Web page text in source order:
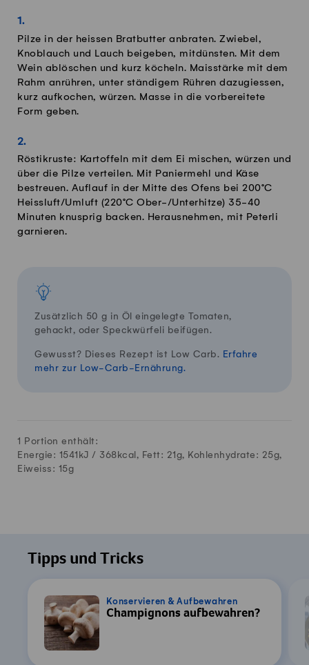
Pilze in der heissen Bratbutter anbraten. Zwiebel,
Knoblauch und Lauch beigeben, mitdünsten. Mit dem
Wein ablöschen und kurz köcheln. Maisstärke mit dem
Rahm anrühren, unter ständigem Rühren dazugiessen,
kurz aufkochen, würzen. Masse in die vorbereitete
Form geben.
Röstikruste: Kartoffeln mit dem Ei mischen, würzen und
über die Pilze verteilen. Mit Paniermehl und Käse
bestreuen. Auflauf in der Mitte des Ofens bei 200°C
Heissluft/Umluft (220°C Ober-/Unterhitze) 35-40
Minuten knusprig backen. Herausnehmen, mit Peterli
garnieren.
Zusätzlich 50 g in Öl eingelegte Tomaten,
gehackt, oder Speckwürfeli beifügen.
Gewusst? Dieses Rezept ist Low Carb. Erfahre
mehr zur Low-Carb-Ernährung.
1 Portion enthält:
Energie: 1541kJ / 368 kcal, Fett: 21 g, Kohlenhydrate: 25g,
Eiweiss: 15g
Tipps und Tricks
Konservieren & Aufbewahren
Champignons aufbewahren?